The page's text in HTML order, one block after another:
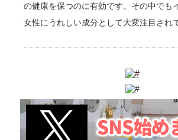
の健康を保つのに有効です。その中でも
女性にうれしい成分として大変注目され